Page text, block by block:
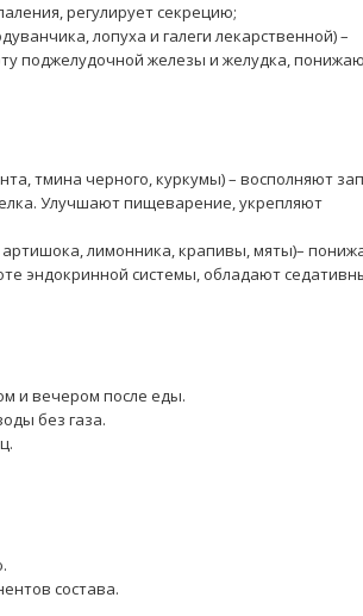
регулирует секрецию;
лопуха и галеги лекарственной) –
поджелудочной железы и желудка,
тмина черного, куркумы) – восполняют
Улучшают пищеварение, укрепляют
лимонника, крапивы, мяты)–
эндокринной системы, обладают
и вечером после еды.
без газа.
состава.